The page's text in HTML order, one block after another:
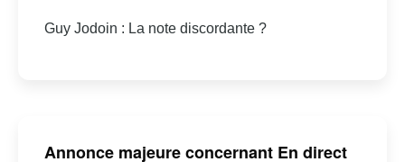
Guy Jodoin : La note discordante ?
Annonce majeure concernant En direct